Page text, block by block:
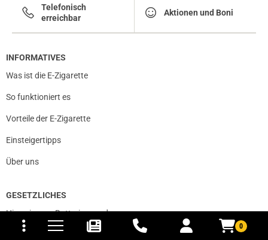
0
und Versandkosten
Telefonisch
erreichbar
Aktionen und Boni
INFORMATIVES
Was ist die E-Zigarette
So funktioniert es
Vorteile der E-Zigarette
Einsteigertipps
Über uns
GESETZLICHES
Hinweise zur Batterieverordnung
Privatsphäre und Datenschutz